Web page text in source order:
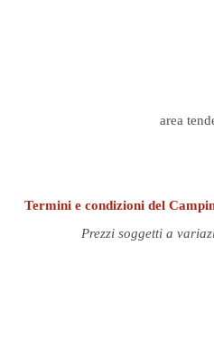
area
Termini e condizioni del
Prezzi soggetti a